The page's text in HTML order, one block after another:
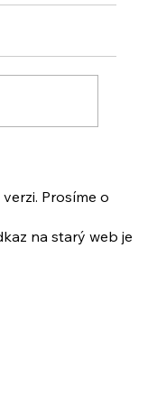
Prosíme o
na starý web je